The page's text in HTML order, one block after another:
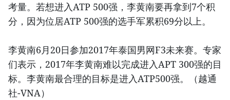
考量。若想进入ATP 500强，李黄南要再拿到7个积
分，因为位居ATP 500强的选手军累积69分以上。
李黄南6月20日参加2017年泰国男网F3未来赛。专家
们表示，2017年李黄南难以完成进入APT 300强的目
标。李黄南最合理的目标是进入ATP500强。（越通
社-VNA）